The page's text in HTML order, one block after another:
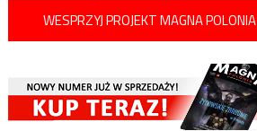
WESPRZYJ PROJEKT MAGNA POLONIA